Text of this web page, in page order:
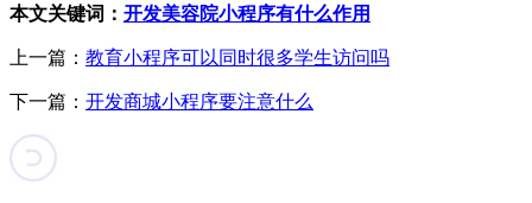
本文关键词： 开发美容院小程序有什么作用
上一篇： 教育小程序可以同时很多学生访问吗
下一篇： 开发商城小程序要注意什么